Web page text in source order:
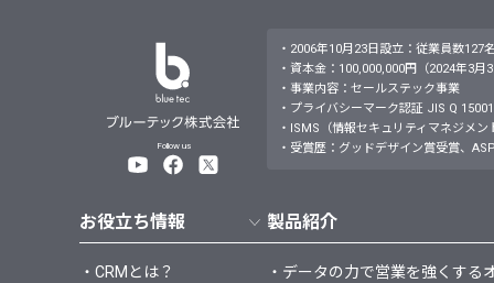
Follow us
・2006年10月23日設立：従業員数127
・資本金：100,000,000円（2024年3月
・事業内容：セールステック事業
・プライバシーマーク認証 JIS Q
・ISMS（情報セキュリティマネジメ
・受賞歴：グッドデザイン賞受賞、
お役立ち情報
・CRMとは？
製品紹介
・データの力で営業を強くす